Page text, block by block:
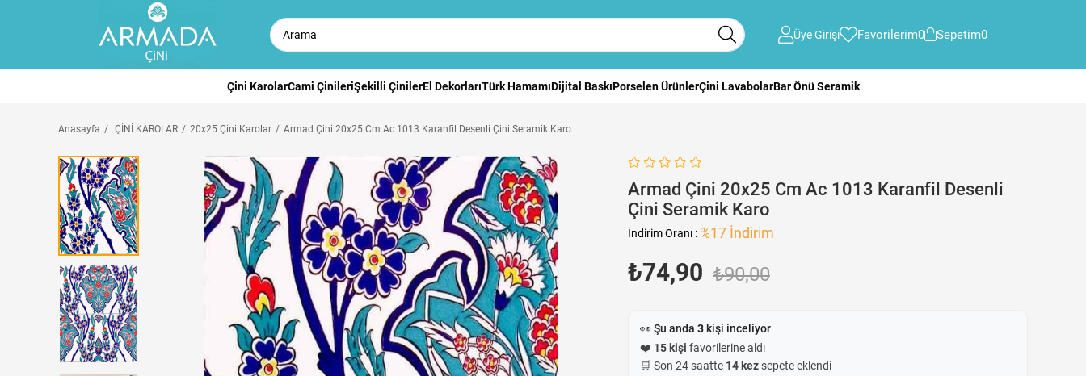
Üye Girişi Favorilerim0 Sepetim0
Çini KarolarCami ÇinileriŞekilli ÇinilerEl DekorlarıTürk HamamıDijital BaskıPorselen ÜrünlerÇini LavabolarBar Önü Seramik
Anasayfa ÇİNİ KAROLAR 20x25 Çini Karolar Armad Çini 20x25 Cm Ac 1013 Karanfil Desenli Çini Seramik Karo
Armad Çini 20x25 Cm Ac 1013 Karanfil Desenli
Çini Seramik Karo
İndirim Oranı : %17 İndirim
₺90,00
₺74,90
👀 Şu anda 3 kişi inceliyor
❤️ 15 kişi favorilerine aldı
🛒 Son 24 saatte 14 kezsepete eklendi